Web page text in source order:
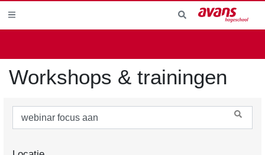
Workshops & trainingen